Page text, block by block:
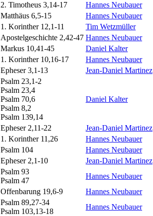
2. Timotheus 3,14-17 Hannes Neubauer
Matthäus 6,5-15 Hannes Neubauer
1. Korinther 12,1-11 Tim Wetzmüller
Apostelgeschichte 2,42-47 Hannes Neubauer
Markus 10,41-45 Daniel Kalter
1. Korinther 10,16-17 Hannes Neubauer
Epheser 3,1-13 Jean-Daniel Martinez
Psalm 23,1-2
Psalm 23,4
Psalm 70,6
Psalm 8,2
Psalm 139,14
Daniel Kalter
Epheser 2,11-22 Jean-Daniel Martinez
1. Korinther 11,26 Hannes Neubauer
Psalm 104 Hannes Neubauer
Epheser 2,1-10 Jean-Daniel Martinez
Psalm 93
Psalm 47
Hannes Neubauer
Offenbarung 19,6-9 Hannes Neubauer
Psalm 89,27-34
Psalm 103,13-18
Hannes Neubauer